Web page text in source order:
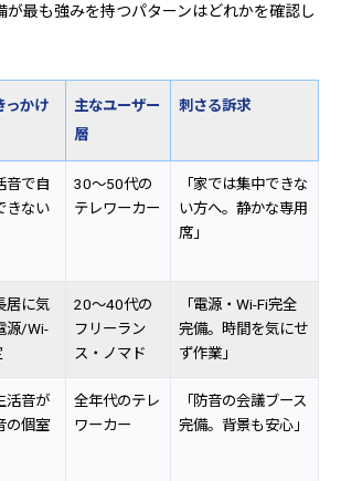
が最も強みを持つパターンはどれかを確認し
っかけ
主なユーザー
層
刺さる訴求
音で自
きない
30〜50代の
テレワーカー
「家では集中できな
い方へ。静かな専用
席」
居に気
源/Wi-
20〜40代の
フリーラン
ス・ノマド
「電源・Wi-Fi完全
完備。時間を気にせ
ず作業」
活音が
の個室
全年代のテレ
ワーカー
「防音の会議ブース
完備。背景も安心」